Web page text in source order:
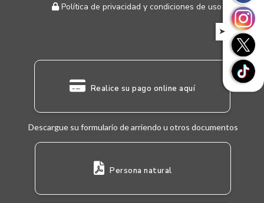
Política de privacidad y condiciones de uso
Realice su pago online aquí
Descargue su formulario de arriendo u otros documentos
Persona natural
➤